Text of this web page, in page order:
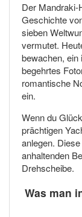
Der Mandraki-
Geschichte
sieben
vermutet.
bewachen, ein
begehrtes
romantische
ein.
Wenn du
prächtigen
anlegen.
anhaltenden
Drehscheibe.
Was man